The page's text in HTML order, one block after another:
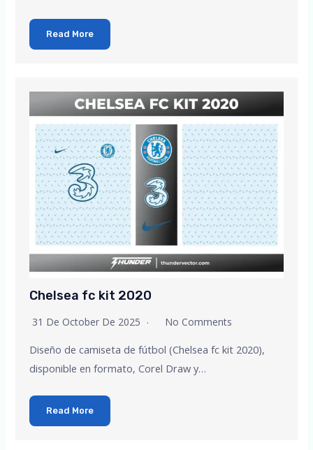
Read More
Chelsea fc kit 2020
31 De October De 2025 No Comments
Diseño de camiseta de fútbol (Chelsea fc kit 2020),
disponible en formato, Corel Draw y…
Read More